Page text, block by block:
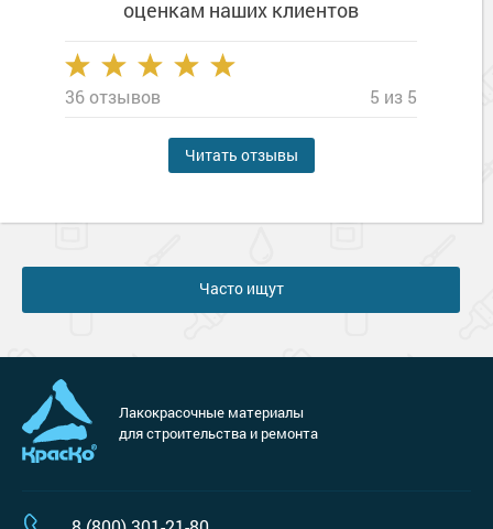
оценкам наших клиентов
36 отзывов 5 из 5
Читать отзывы
Часто ищут
Лакокрасочные материалы
для строительства и ремонта